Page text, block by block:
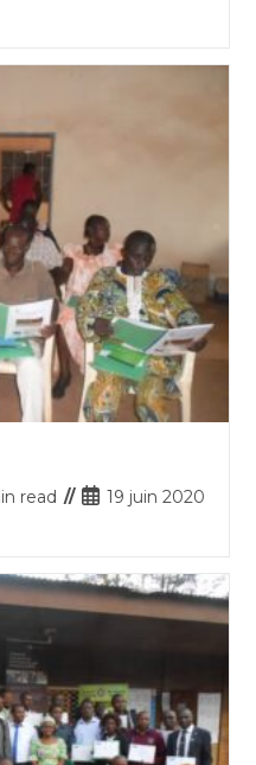
read
Publication
19 juin 2020